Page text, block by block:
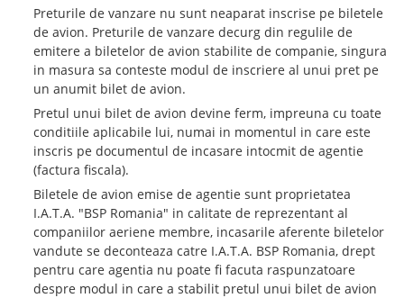
Preturile de vanzare nu sunt neaparat inscrise pe biletele
de avion. Preturile de vanzare decurg din regulile de
emitere a biletelor de avion stabilite de companie, singura
in masura sa conteste modul de inscriere al unui pret pe
un anumit bilet de avion.
Pretul unui bilet de avion devine ferm, impreuna cu toate
conditiile aplicabile lui, numai in momentul in care este
inscris pe documentul de incasare intocmit de agentie
(factura fiscala).
Biletele de avion emise de agentie sunt proprietatea
I.A.T.A. "BSP Romania" in calitate de reprezentant al
companiilor aeriene membre, incasarile aferente biletelor
vandute se deconteaza catre I.A.T.A. BSP Romania, drept
pentru care agentia nu poate fi facuta raspunzatoare
despre modul in care a stabilit pretul unui bilet de avion